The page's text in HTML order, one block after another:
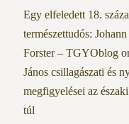
Egy elfeledett 18.
természettudós:
Forster – TGYOblog
János csillagászati és
megfigyelései az
túl